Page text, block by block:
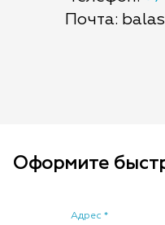
Почта:
Оформите
Адрес *